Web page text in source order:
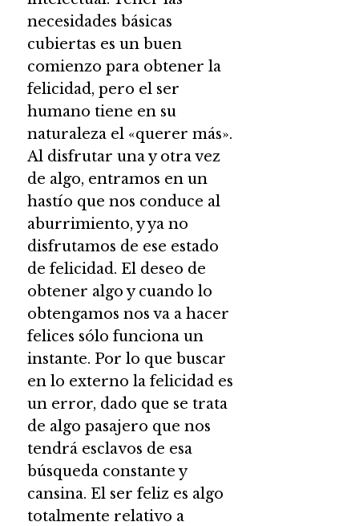
necesidades básicas
cubiertas es un buen
comienzo para obtener la
felicidad, pero el ser
humano tiene en su
naturaleza el «querer más».
Al disfrutar una y otra vez
de algo, entramos en un
hastío que nos conduce al
aburrimiento, y ya no
disfrutamos de ese estado
de felicidad. El deseo de
obtener algo y cuando lo
obtengamos nos va a hacer
felices sólo funciona un
instante. Por lo que buscar
en lo externo la felicidad es
un error, dado que se trata
de algo pasajero que nos
tendrá esclavos de esa
búsqueda constante y
cansina. El ser feliz es algo
totalmente relativo a